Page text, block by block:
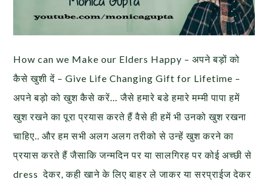
How can we Make our Elders Happy – अपने बड़ों को
कैसे खुशी दें – Give Life Changing Gift for Lifetime –
अपने बड़ो को खुश कैसे करें… जैसे हमारे बडे हमारे मम्मी पापा हमें
खुश रखने का पूरा प्रयास करते हैं वैसे ही हमें भी उनको खुश रखना
चाहिए.. और हम सभी अलग अलग तरीको से उन्हें खुश करने का
प्रयास करते हैं जैसाकि जन्मदिन पर या सालगिरह पर कोई अच्छी से
dress देकर, कही खाने के लिए बाहर ले जाकर या सरप्राईज देकर